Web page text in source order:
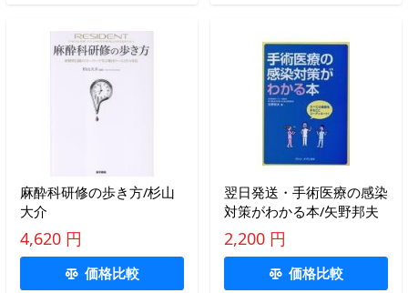
麻酔科研修の歩き方/杉山
大介
4,620 円
価格比較
翌日発送・手術医療の感染
対策がわかる本/矢野邦夫
2,200 円
価格比較